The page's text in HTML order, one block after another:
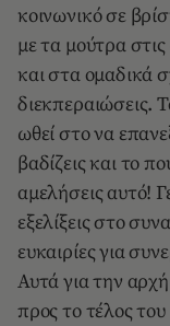
κοινωνικό σε
με τα μούτρα
και στα ομαδικά
διεκπεραιώσεις.
ωθεί στο να
βαδίζεις και το
αμελήσεις αυτό!
εξελίξεις στο
ευκαιρίες για
Αυτά για την
προς το τέλος